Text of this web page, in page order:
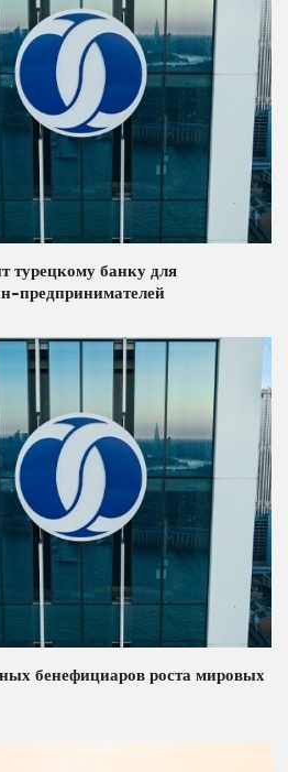
турецкому банку для
предпринимателей
бенефициаров роста мировых